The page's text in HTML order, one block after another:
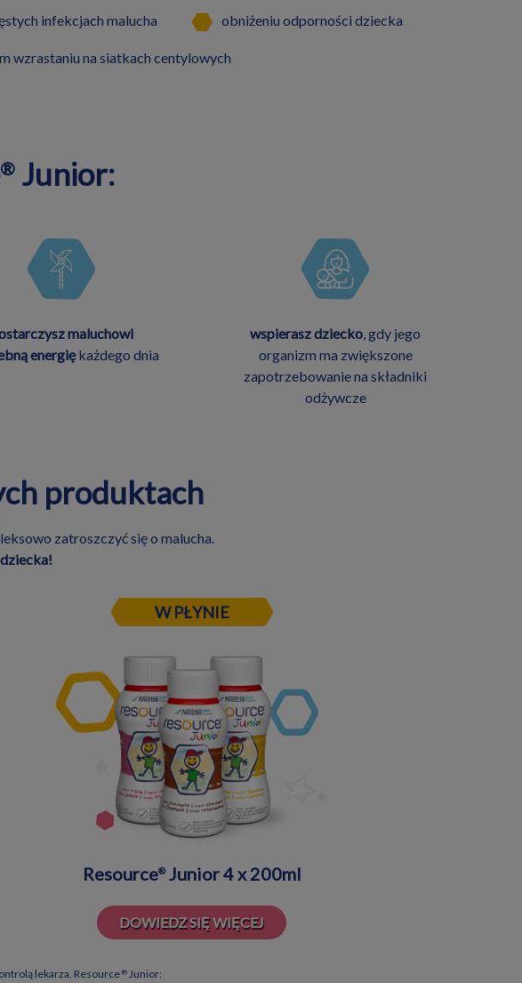
infekcjach malucha obniżeniu odporności dziecka
wzrastaniu na siatkach centylowych
®Junior:
maluchowi
energiękażdego dnia
wspierasz dziecko, gdy jego
organizm ma zwiększone
zapotrzebowanie na składniki
odżywcze
produktach
zatroszczyć się o malucha.
W PŁYNIE
Resource®Junior 4 x 200ml
DOWIEDZ SIĘ WIĘCEJ
lekarza. Resource® Junior: